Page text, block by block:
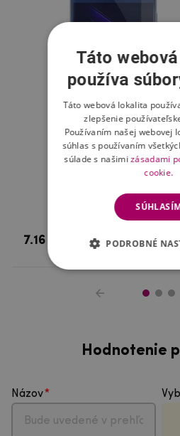
Fix tvrdené sklo
7.16 € Skladom
Hodnotenie
Názov
Táto
používa
Táto webová lokalita
zlepšenie
Používaním našej webovej
súhlas s používaním
súlade s našimizásadami
cookie.
PODROBNÉ